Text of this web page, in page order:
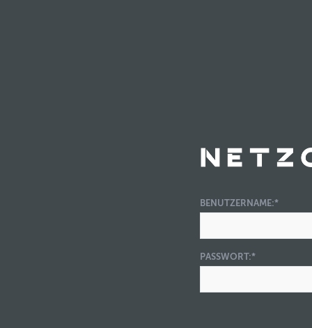
BENUTZERNAME:*
PASSWORT:*